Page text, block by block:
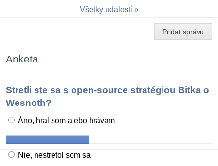
Všetky udalosti
Pridať správu
Anketa
Stretli ste sa s open-source stratégiou Bitka o
Wesnoth?
Áno, hral som alebo hrávam
Nie, nestretol som sa